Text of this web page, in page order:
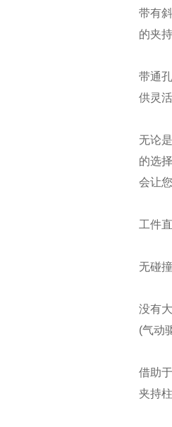
带有
的夹
带通
供灵
无论
的选
会让
工件
无碰
没有
(气动
借助
夹持